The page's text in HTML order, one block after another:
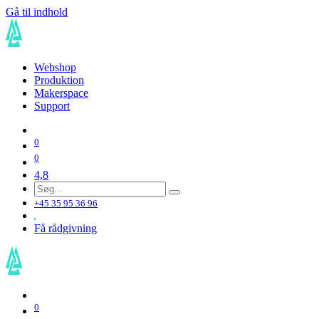
Gå til indhold
Webshop
Produktion
Makerspace
Support
0
0
4,8
+45 35 95 36 96
Få rådgivning
0